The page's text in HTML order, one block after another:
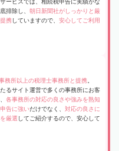
ービスでは、相続税申告に実績がな
排除し、 朝日新聞社がしっかりと厳
携していますので、 安心してご利用
務所以上の税理士事務所と提携
るサイト運営で多くの事務所にお客
各事務所の対応の良さや強みを熟知
告に強いだけでなく、 対応の良さに
厳選 してご紹介するので、安心して